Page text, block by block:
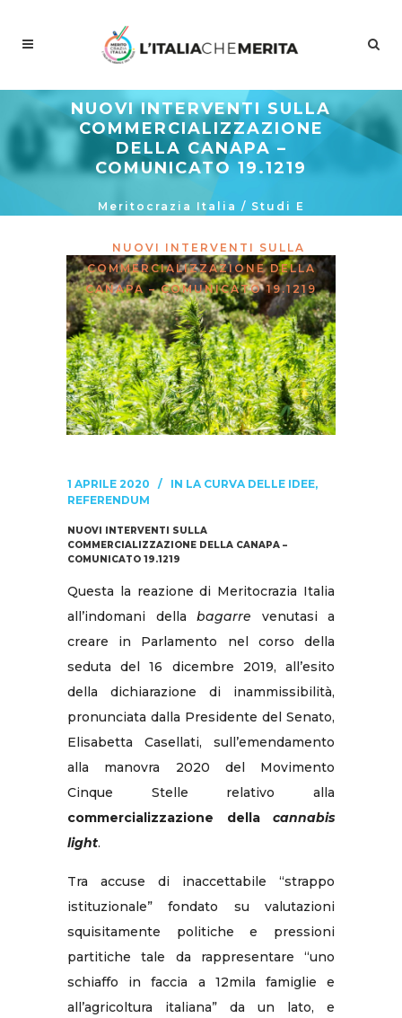
NUOVI INTERVENTI SULLA
COMMERCIALIZZAZIONE
DELLA CANAPA –
COMUNICATO 19.1219
Meritocrazia Italia / Studi E
NUOVI INTERVENTI SULLA
COMMERCIALIZZAZIONE DELLA
CANAPA – COMUNICATO 19.1219
1 APRILE 2020 IN LA CURVA DELLE IDEE,
REFERENDUM
NUOVI INTERVENTI SULLA
COMMERCIALIZZAZIONE DELLA CANAPA –
COMUNICATO 19.1219
Questa la reazione di Meritocrazia Italia
all’indomani della bagarre venutasi a
creare in Parlamento nel corso della
seduta del 16 dicembre 2019, all’esito
della dichiarazione di inammissibilità,
pronunciata dalla Presidente del Senato,
Elisabetta Casellati, sull’emendamento
alla manovra 2020 del Movimento
Cinque Stelle relativo alla
commercializzazione della cannabis
light.
Tra accuse di inaccettabile “strappo
istituzionale” fondato su valutazioni
squisitamente politiche e pressioni
partitiche tale da rappresentare “uno
schiaffo in faccia a 12mila famiglie e
all’agricoltura italiana” da un lato, e